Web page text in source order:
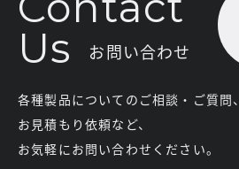
Us
お問い合わせ
各種製品についてのご相談・ご質問、
お見積もり依頼など、
お気軽にお問い合わせください。